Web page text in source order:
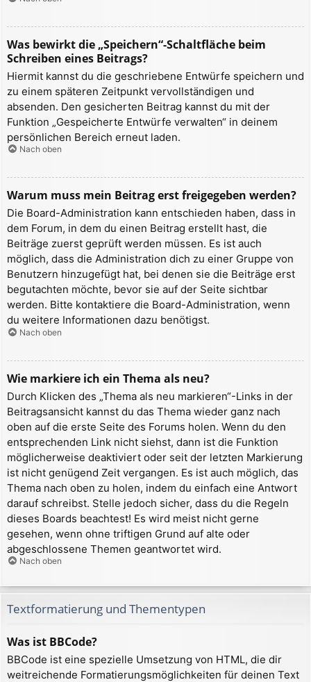
Was bewirkt die „Speichern“-Schaltfläche beim
Schreiben eines Beitrags?
Hiermit kannst du die geschriebene Entwürfe speichern und
zu einem späteren Zeitpunkt vervollständigen und
absenden. Den gesicherten Beitrag kannst du mit der
Funktion „Gespeicherte Entwürfe verwalten“ in deinem
persönlichen Bereich erneut laden.
Nach oben
Warum muss mein Beitrag erst freigegeben werden?
Die Board-Administration kann entschieden haben, dass in
dem Forum, in dem du einen Beitrag erstellt hast, die
Beiträge zuerst geprüft werden müssen. Es ist auch
möglich, dass die Administration dich zu einer Gruppe von
Benutzern hinzugefügt hat, bei denen sie die Beiträge erst
begutachten möchte, bevor sie auf der Seite sichtbar
werden. Bitte kontaktiere die Board-Administration, wenn
du weitere Informationen dazu benötigst.
Nach oben
Wie markiere ich ein Thema als neu?
Durch Klicken des „Thema als neu markieren“-Links in der
Beitragsansicht kannst du das Thema wieder ganz nach
oben auf die erste Seite des Forums holen. Wenn du den
entsprechenden Link nicht siehst, dann ist die Funktion
möglicherweise deaktiviert oder seit der letzten Markierung
ist nicht genügend Zeit vergangen. Es ist auch möglich, das
Thema nach oben zu holen, indem du einfach eine Antwort
darauf schreibst. Stelle jedoch sicher, dass du die Regeln
dieses Boards beachtest! Es wird meist nicht gerne
gesehen, wenn ohne triftigen Grund auf alte oder
abgeschlossene Themen geantwortet wird.
Nach oben
Textformatierung und Thementypen
Was ist BBCode?
BBCode ist eine spezielle Umsetzung von HTML, die dir
weitreichende Formatierungsmöglichkeiten für deinen Text